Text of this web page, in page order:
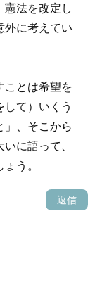
憲法を改定し
外に考えてい
とは希望を
て）いくう
」、そこから
に語って、
う。
返信